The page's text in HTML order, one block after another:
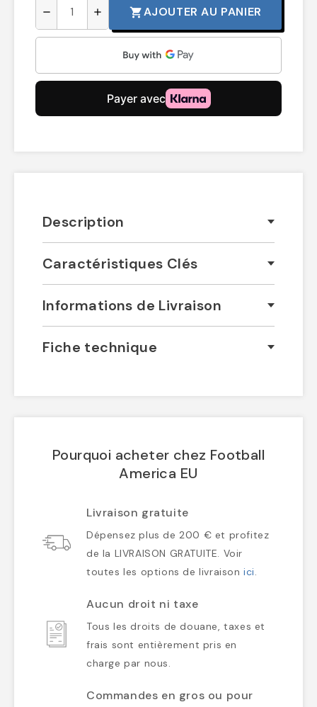
remove add shopping_cartAJOUTER AU PANIER
Description
Caractéristiques Clés
Informations de Livraison
Fiche technique
Pourquoi acheter chez Football
America EU
Livraison gratuite
Dépensez plus de 200 € et profitez
de la LIVRAISON GRATUITE. Voir
toutes les options de livraisonici.
Aucun droit ni taxe
Tous les droits de douane, taxes et
frais sont entièrement pris en
charge par nous.
Commandes en gros ou pour